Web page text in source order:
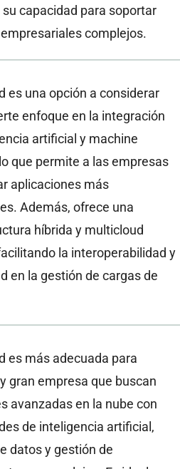
capacidad para soportar
complejos.
es una opción a considerar
enfoque en la integración
artificial y machine
que permite a las empresas
aplicaciones más
Además, ofrece una
híbrida y multicloud
la interoperabilidad y
en la gestión de cargas de
es más adecuada para
gran empresa que buscan
avanzadas en la nube con
de inteligencia artificial,
datos y gestión de